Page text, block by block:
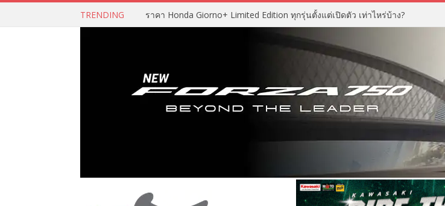
TRENDING ราคา Honda Giorno+ Limited Edition ทุกรุ่นตั้งแต่เปิดตัว เท่าไหร่บ้าง?